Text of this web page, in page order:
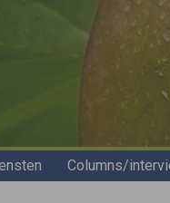
Columns/